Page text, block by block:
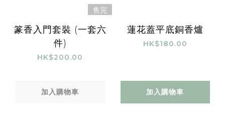
售完
篆香入門套裝 (一套六
件)
HK$200.00
加入購物車
蓮花蓋平底銅香爐
HK$180.00
加入購物車